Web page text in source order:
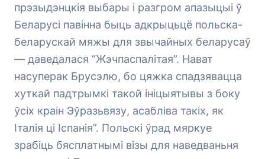
прэзыдэнцкія выбары і разгром апазыцыі ў
Беларусі павінна быць адкрыцьцё польска-
беларускай мяжы для звычайных беларусаў
— даведалася “Жэчпаспалітая”. Нават
насуперак Брусэлю, бо цяжка спадзявацца
хуткай падтрымкі такой ініцыятывы з боку
ўсіх краін Эўразьвязу, асабліва такіх, як
Італія ці Іспанія”. Польскі ўрад мяркуе
зрабіць бясплатнымі візы для наведваньня